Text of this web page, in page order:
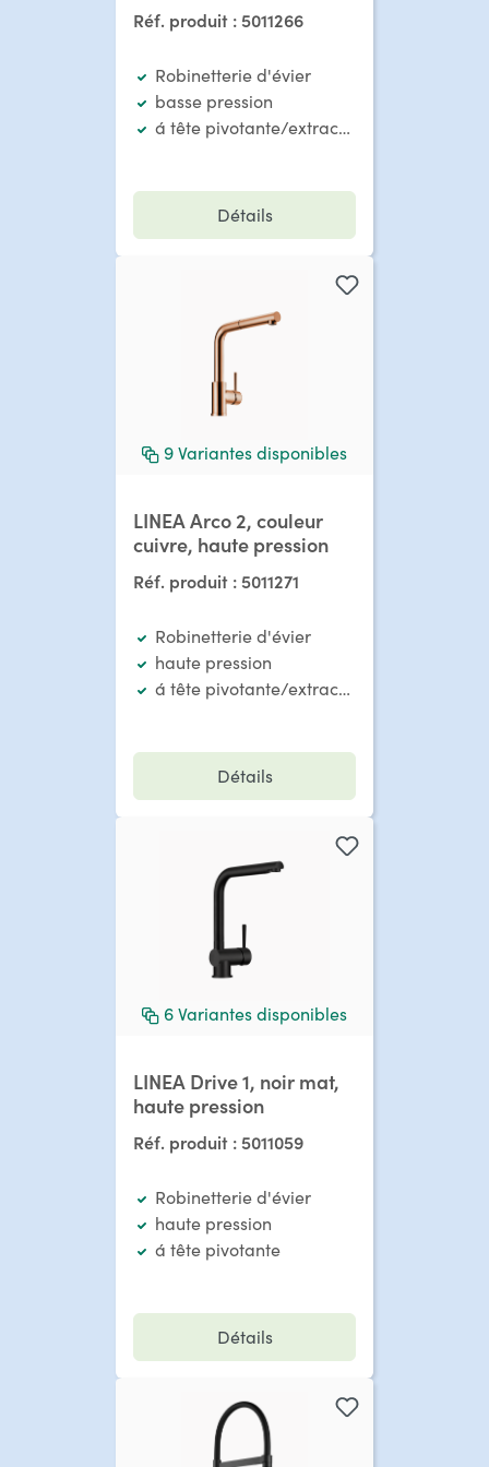
pression
Réf. produit : 5011266
Robinetterie d'évier
basse pression
á tête pivotante/extractible
Détails
9 Variantes disponibles
LINEA Arco 2, couleur
cuivre, haute pression
Réf. produit : 5011271
Robinetterie d'évier
haute pression
á tête pivotante/extractible
Détails
6 Variantes disponibles
LINEA Drive 1, noir mat,
haute pression
Réf. produit : 5011059
Robinetterie d'évier
haute pression
á tête pivotante
Détails